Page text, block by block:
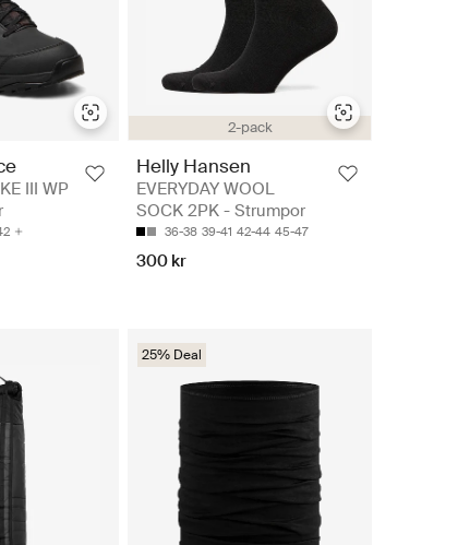
III WP
2-pack
Helly Hansen
EVERYDAY WOOL
SOCK 2PK - Strumpor
36-38 39-41 42-44 45-47
300 kr
25% Deal